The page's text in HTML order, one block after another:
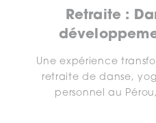
Retraite :
Une expérience
retraite de danse,
personnel au